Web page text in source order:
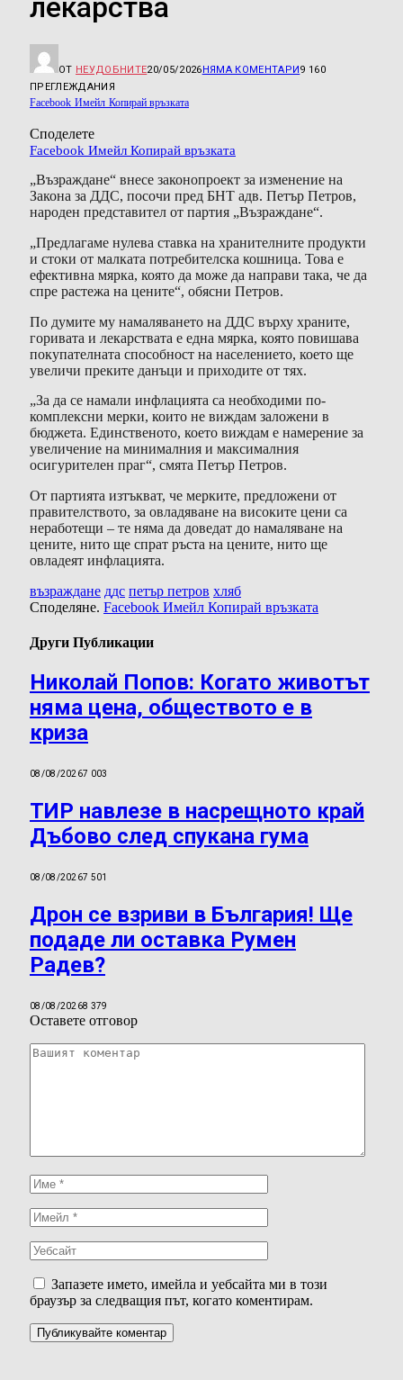
лекарства
ОТ НЕУДОБНИТЕ20/05/2026НЯМА КОМЕНТАРИ9 160
ПРЕГЛЕЖДАНИЯ
Facebook Имейл Копирай връзката
Споделете
Facebook Имейл Копирай връзката
„Възраждане“ внесе законопроект за изменение на
Закона за ДДС, посочи пред БНТ адв. Петър Петров,
народен представител от партия „Възраждане“.
„Предлагаме нулева ставка на хранителните продукти
и стоки от малката потребителска кошница. Това е
ефективна мярка, която да може да направи така, че да
спре растежа на цените“, обясни Петров.
По думите му намаляването на ДДС върху храните,
горивата и лекарствата е една мярка, която повишава
покупателната способност на населението, което ще
увеличи преките данъци и приходите от тях.
„За да се намали инфлацията са необходими по-
комплексни мерки, които не виждам заложени в
бюджета. Единственото, което виждам е намерение за
увеличение на минималния и максималния
осигурителен праг“, смята Петър Петров.
От партията изтъкват, че мерките, предложени от
правителството, за овладяване на високите цени са
неработещи – те няма да доведат до намаляване на
цените, нито ще спрат ръста на цените, нито ще
овладеят инфлацията.
възраждане ддс петър петров хляб
Споделяне. Facebook Имейл Копирай връзката
Други Публикации
Николай Попов: Когато животът
няма цена, обществото е в
криза
08/08/20267 003
ТИР навлезе в насрещното край
Дъбово след спукана гума
08/08/20267 501
Дрон се взриви в България! Ще
подаде ли оставка Румен
Радев?
08/08/20268 379
Оставете отговор
Запазете името, имейла и уебсайта ми в този
браузър за следващия път, когато коментирам.